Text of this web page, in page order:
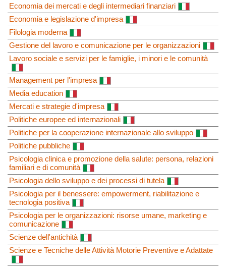
Economia dei mercati e degli intermediari finanziari
Economia e legislazione d'impresa
Filologia moderna
Gestione del lavoro e comunicazione per le organizzazioni
Lavoro sociale e servizi per le famiglie, i minori e le comunità
Management per l'impresa
Media education
Mercati e strategie d'impresa
Politiche europee ed internazionali
Politiche per la cooperazione internazionale allo sviluppo
Politiche pubbliche
Psicologia clinica e promozione della salute: persona, relazioni
familiari e di comunità
Psicologia dello sviluppo e dei processi di tutela
Psicologia per il benessere: empowerment, riabilitazione e
tecnologia positiva
Psicologia per le organizzazioni: risorse umane, marketing e
comunicazione
Scienze dell'antichità
Scienze e Tecniche delle Attività Motorie Preventive e Adattate